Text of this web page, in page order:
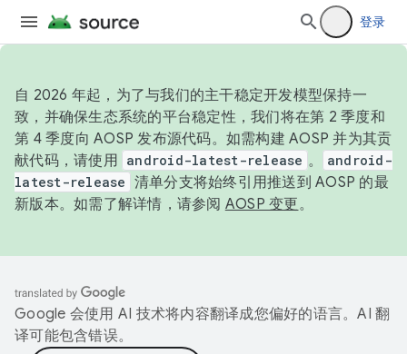
登录
自 2026 年起，为了与我们的主干稳定开发模型保持一
致，并确保生态系统的平台稳定性，我们将在第 2 季度和
第 4 季度向 AOSP 发布源代码。如需构建 AOSP 并为其贡
献代码，请使用 android-latest-release 。
android-
latest-release 清单分支将始终引用推送到 AOSP 的最
新版本。如需了解详情，请参阅 AOSP 变更。
Google 会使用 AI 技术将内容翻译成您偏好的语言。AI 翻
译可能包含错误。